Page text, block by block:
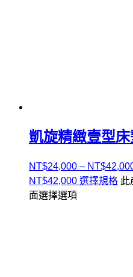
凱旋精緻壹型
NT$24,000 – NT$
NT$42,000 選擇規格 此
面選擇選項